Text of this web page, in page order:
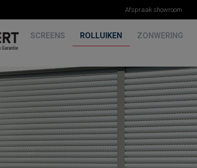
Afspraak showroom
SCREENS ROLLUIKEN ZONWERING